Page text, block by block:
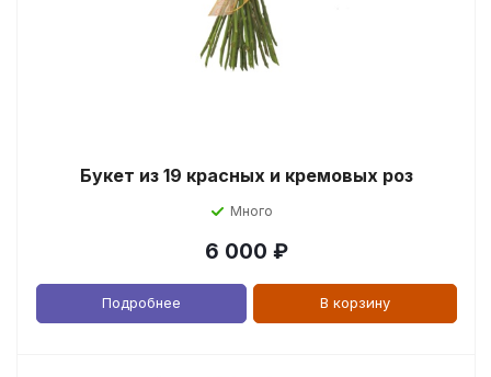
Букет из 19 красных и кремовых роз
Много
6 000 ₽
Подробнее В корзину